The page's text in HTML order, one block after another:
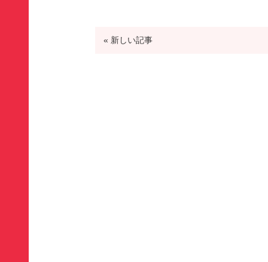
« 新しい記事